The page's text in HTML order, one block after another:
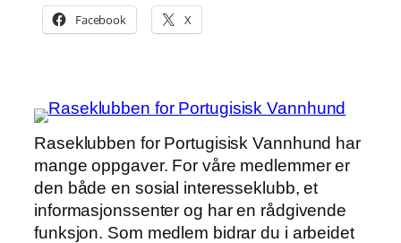
Facebook X
Raseklubben for Portugisisk Vannhund har
mange oppgaver. For våre medlemmer er
den både en sosial interesseklubb, et
informasjonssenter og har en rådgivende
funksjon. Som medlem bidrar du i arbeidet